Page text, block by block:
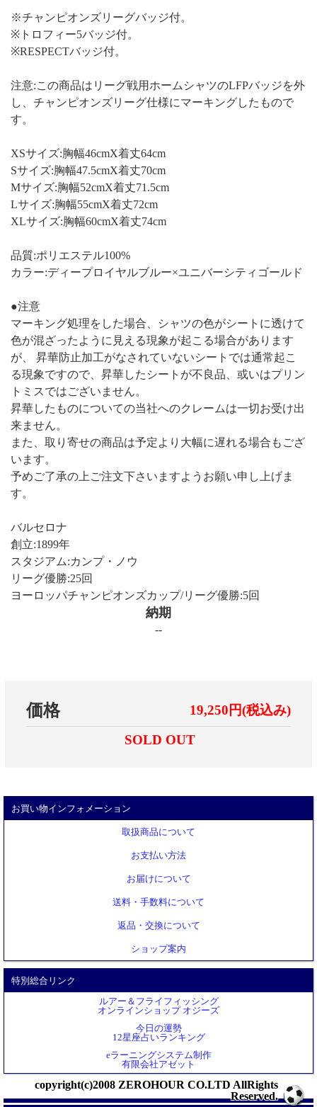
※チャンピオンズリーグバッジ付。
※トロフィー5バッジ付。
※RESPECTバッジ付。
注意:この商品はリーグ戦用ホームシャツのLFPバッジを外
し、チャンピオンズリーグ仕様にマーキングしたもので
す。
XSサイズ:胸幅46cmX着丈64cm
Sサイズ:胸幅47.5cmX着丈70cm
Mサイズ:胸幅52cmX着丈71.5cm
Lサイズ:胸幅55cmX着丈72cm
XLサイズ:胸幅60cmX着丈74cm
品質:ポリエステル100%
カラー:ディープロイヤルブルー×ユニバーシティゴールド
●注意
マーキング処理をした場合、シャツの色がシートに透けて
色が混ざったように見える現象が起こる場合があります
が、 昇華防止加工がなされていないシートでは通常起こ
る現象ですので、昇華したシートが不良品、或いはプリン
トミスではございません。
昇華したものについての当社へのクレームは一切お受け出
来ません。
また、取り寄せの商品は予定より大幅に遅れる場合もござ
います。
予めご了承の上ご注文下さいますようお願い申し上げま
す。
バルセロナ
創立:1899年
スタジアム:カンプ・ノウ
リーグ優勝:25回
ヨーロッパチャンピオンズカップ/リーグ優勝:5回
納期
--
価格
19,250円(税込み)
SOLD OUT
お買い物インフォメーション
取扱商品について
お支払い方法
お届けについて
送料・手数料について
返品・交換について
ショップ案内
特別総合リンク
ルアー＆フライフィッシング
オンラインショップ オジーズ
今日の運勢
12星座占いランキング
eラーニングシステム制作
有限会社アゼット
copyright(c)2008 ZEROHOUR CO.LTD AllRights
Reserved.